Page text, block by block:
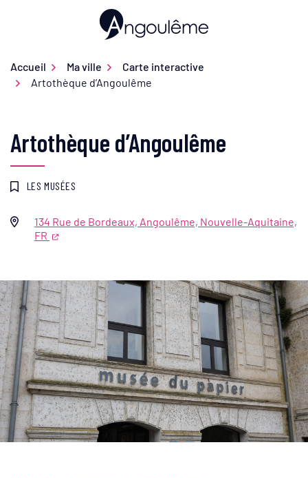
Ville d'Angoulême
Accueil Ma ville
Carte interactive
Artothèque d’Angoulême
Artothèque d’Angoulême
LES MUSÉES
Infos utiles
134 Rue de Bordeaux, Angoulême, Nouvelle-Aquitaine,
FR